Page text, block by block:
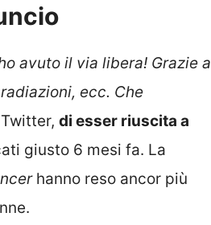
avuto il via libera! Grazie a
ecc. Che
di esser riuscita a
giusto 6 mesi fa. La
hanno reso ancor più